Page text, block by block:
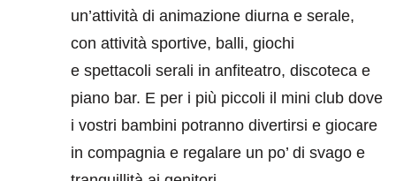
un’attività di animazione diurna e serale,
con attività sportive, balli, giochi
e spettacoli serali in anfiteatro, discoteca e
piano bar. E per i più piccoli il mini club dove
i vostri bambini potranno divertirsi e giocare
in compagnia e regalare un po’ di svago e